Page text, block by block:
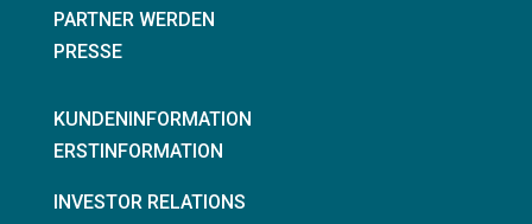
PARTNER WERDEN
PRESSE
KUNDENINFORMATION
ERSTINFORMATION
INVESTOR RELATIONS